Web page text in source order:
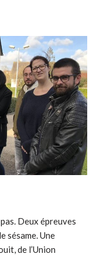
Deux épreuves
sésame. Une
de l’Union